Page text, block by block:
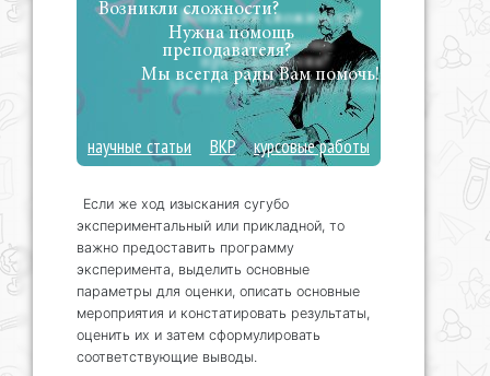
Возникли сложности?
Нужна помощь
преподавателя?
Мы всегда рады Вам помочь!
научные статьи ВКР курсовые работы
Если же ход изыскания сугубо
экспериментальный или прикладной, то
важно предоставить программу
эксперимента, выделить основные
параметры для оценки, описать основные
мероприятия и констатировать результаты,
оценить их и затем сформулировать
соответствующие выводы.